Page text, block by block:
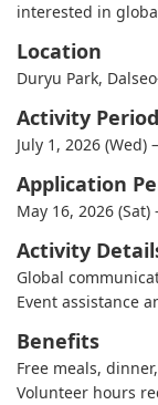
interested in
Location
Duryu Park,
Activity Period
July 1, 2026 (Wed)
Application
May 16, 2026 (Sat)
Activity
Global
Event assistance
Benefits
Free meals,
Volunteer hours